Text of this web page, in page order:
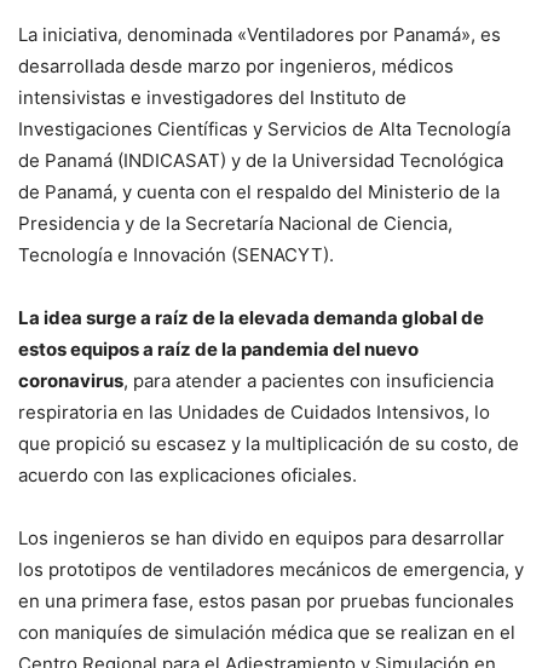
La iniciativa, denominada «Ventiladores por Panamá», es
desarrollada desde marzo por ingenieros, médicos
intensivistas e investigadores del Instituto de
Investigaciones Científicas y Servicios de Alta Tecnología
de Panamá (INDICASAT) y de la Universidad Tecnológica
de Panamá, y cuenta con el respaldo del Ministerio de la
Presidencia y de la Secretaría Nacional de Ciencia,
Tecnología e Innovación (SENACYT).
La idea surge a raíz de la elevada demanda global de
estos equipos a raíz de la pandemia del nuevo
coronavirus, para atender a pacientes con insuficiencia
respiratoria en las Unidades de Cuidados Intensivos, lo
que propició su escasez y la multiplicación de su costo, de
acuerdo con las explicaciones oficiales.
Los ingenieros se han divido en equipos para desarrollar
los prototipos de ventiladores mecánicos de emergencia, y
en una primera fase, estos pasan por pruebas funcionales
con maniquíes de simulación médica que se realizan en el